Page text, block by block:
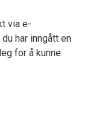
via e-
har inngått en
for å kunne